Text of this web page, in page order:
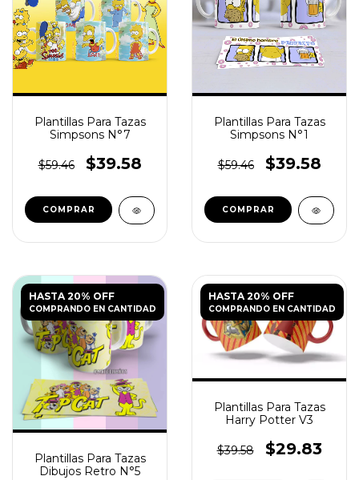
Plantillas Para Tazas
Simpsons N°7
$59.46 $39.58
Plantillas Para Tazas
Simpsons N°1
$59.46 $39.58
HASTA 20% OFF
COMPRANDO EN CANTIDAD
Plantillas Para Tazas
Dibujos Retro N°5
HASTA 20% OFF
COMPRANDO EN CANTIDAD
Plantillas Para Tazas
Harry Potter V3
$39.58 $29.83